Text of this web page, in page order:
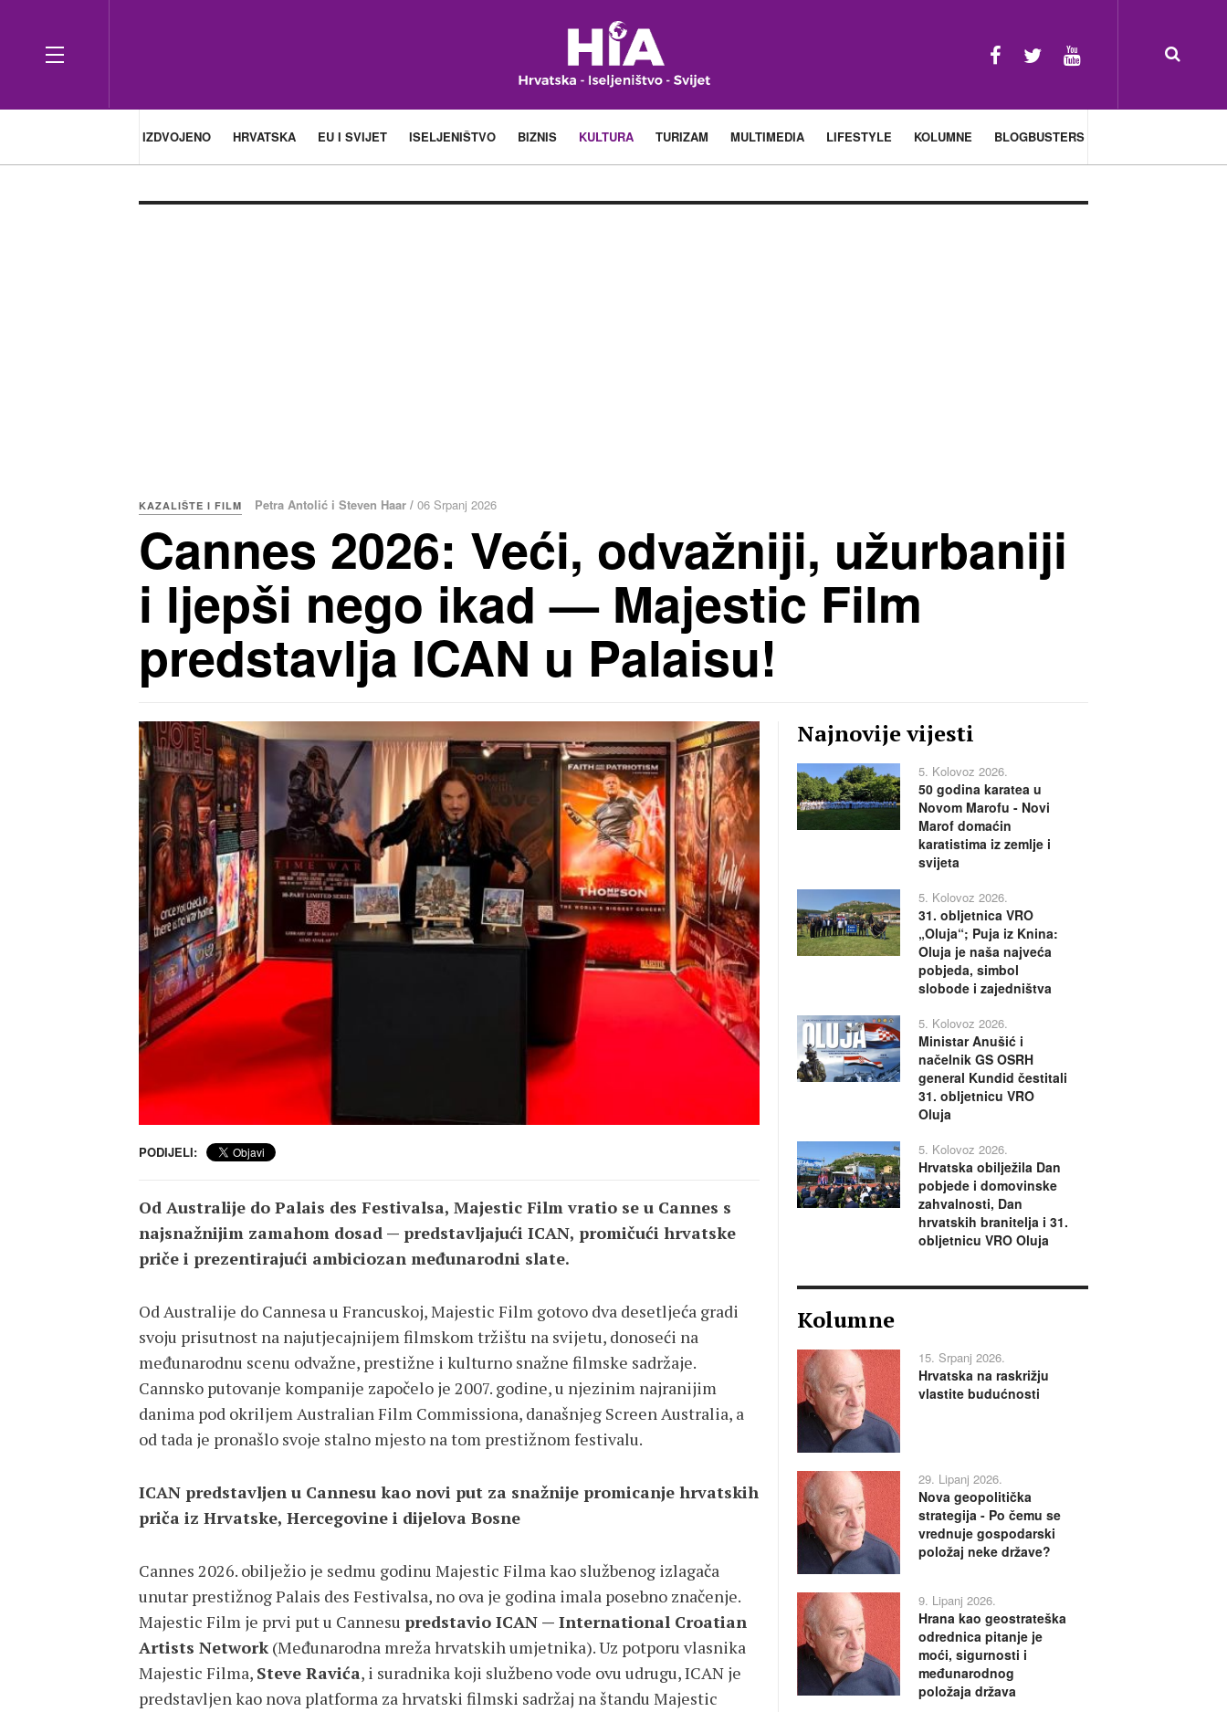
IZDVOJENO HRVATSKA EU I SVIJET ISELJENIŠTVO BIZNIS KULTURA TURIZAM MULTIMEDIA LIFESTYLE KOLUMNE BLOGBUSTERS
KAZALIŠTE I FILM Petra Antolić i Steven Haar / 06 Srpanj 2026
Cannes 2026: Veći, odvažniji, užurbaniji
i ljepši nego ikad — Majestic Film
predstavlja ICAN u Palaisu!
PODIJELI:
Od Australije do Palais des Festivalsa, Majestic Film vratio se u Cannes s
najsnažnijim zamahom dosad — predstavljajući ICAN, promičući hrvatske
priče i prezentirajući ambiciozan međunarodni slate.
Od Australije do Cannesa u Francuskoj, Majestic Film gotovo dva desetljeća gradi
svoju prisutnost na najutjecajnijem filmskom tržištu na svijetu, donoseći na
međunarodnu scenu odvažne, prestižne i kulturno snažne filmske sadržaje.
Cannsko putovanje kompanije započelo je 2007. godine, u njezinim najranijim
danima pod okriljem Australian Film Commissiona, današnjeg Screen Australia, a
od tada je pronašlo svoje stalno mjesto na tom prestižnom festivalu.
ICAN predstavljen u Cannesu kao novi put za snažnije promicanje hrvatskih
priča iz Hrvatske, Hercegovine i dijelova Bosne
Cannes 2026. obilježio je sedmu godinu Majestic Filma kao službenog izlagača
unutar prestižnog Palais des Festivalsa, no ova je godina imala posebno značenje.
Majestic Film je prvi put u Cannesu predstavio ICAN — International Croatian
Artists Network(Međunarodna mreža hrvatskih umjetnika). Uz potporu vlasnika
Majestic Filma, Steve Ravića, i suradnika koji službeno vode ovu udrugu, ICAN je
predstavljen kao nova platforma za hrvatski filmski sadržaj na štandu Majestic
Najnovije vijesti
5. Kolovoz 2026.
50 godina karatea u
Novom Marofu - Novi
Marof domaćin
karatistima iz zemlje i
svijeta
5. Kolovoz 2026.
31. obljetnica VRO
„Oluja“; Puja iz Knina:
Oluja je naša najveća
pobjeda, simbol
slobode i zajedništva
5. Kolovoz 2026.
Ministar Anušić i
načelnik GS OSRH
general Kundid čestitali
31. obljetnicu VRO
Oluja
5. Kolovoz 2026.
Hrvatska obilježila Dan
pobjede i domovinske
zahvalnosti, Dan
hrvatskih branitelja i 31.
obljetnicu VRO Oluja
Kolumne
15. Srpanj 2026.
Hrvatska na raskrižju
vlastite budućnosti
29. Lipanj 2026.
Nova geopolitička
strategija - Po čemu se
vrednuje gospodarski
položaj neke države?
9. Lipanj 2026.
Hrana kao geostrateška
odrednica pitanje je
moći, sigurnosti i
međunarodnog
položaja država